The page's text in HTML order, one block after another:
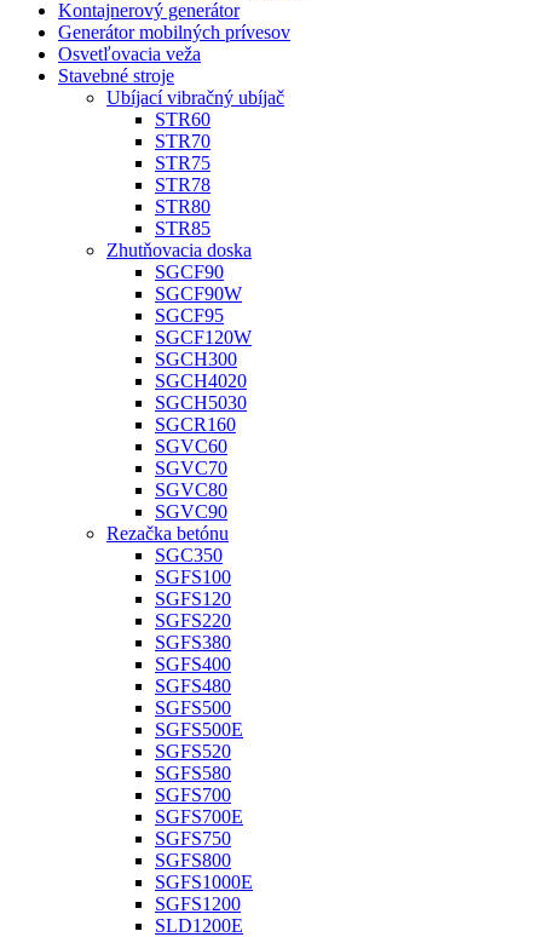
Kontajnerový generátor
Generátor mobilných prívesov
Osvetľovacia veža
Stavebné stroje
Ubíjací vibračný ubíjač
STR60
STR70
STR75
STR78
STR80
STR85
Zhutňovacia doska
SGCF90
SGCF90W
SGCF95
SGCF120W
SGCH300
SGCH4020
SGCH5030
SGCR160
SGVC60
SGVC70
SGVC80
SGVC90
Rezačka betónu
SGC350
SGFS100
SGFS120
SGFS220
SGFS380
SGFS400
SGFS480
SGFS500
SGFS500E
SGFS520
SGFS580
SGFS700
SGFS700E
SGFS750
SGFS800
SGFS1000E
SGFS1200
SLD1200E